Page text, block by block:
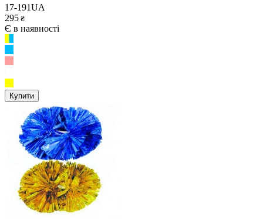
17-191UA
295 ₴
Є в наявності
Купити